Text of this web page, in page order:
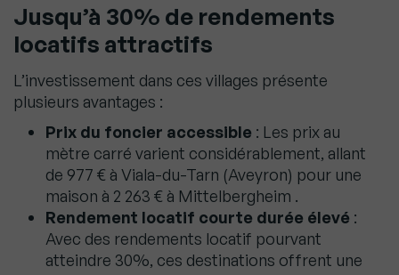
Jusqu’à 30% de rendements
locatifs attractifs
L’investissement dans ces villages présente
plusieurs avantages :
Prix du foncier accessible : Les prix au
mètre carré varient considérablement, allant
de 977 € à Viala-du-Tarn (Aveyron) pour une
maison à 2 263 € à Mittelbergheim .
Rendement locatif courte durée élevé :
Avec des rendements locatif pourvant
atteindre 30%, ces destinations offrent une